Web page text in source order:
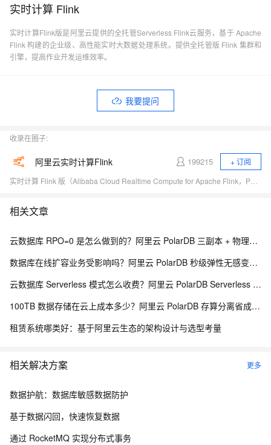
实时计算 Flink
实时计算Flink版是阿里云提供的全托管Serverless Flink云服务，基于 Apache
Flink 构建的企业级、高性能实时大数据处理系统。提供全托管版 Flink 集群和
引擎，提高作业开发运维效率。
我要提问
收录在圈子:
阿里云实时计算Flink 199215
+ 订阅
相关文章
云数据库 RPO=0 是怎么做到的？阿里云 PolarDB 三副本 + 物理复制解析
数据库在线扩容业务受影响吗？阿里云 PolarDB 秒级弹性无感变配解析
云数据库 Serverless 模式怎么收费？阿里云 PolarDB Serverless 按需计费解析
100TB 数据存储在云上成本多少？阿里云 PolarDB 存算分离省成本解析
租赁系统哪类好：基于阿里云生态的架构设计与选型考量
相关解决方案 更多
数据护航：数据库敏感数据防护
基于数据闪回，快速恢复数据
通过 RocketMQ 实现分布式事务